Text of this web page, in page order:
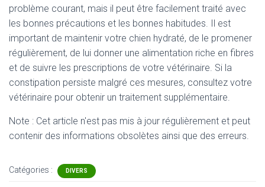
problème courant, mais il peut être facilement traité avec
les bonnes précautions et les bonnes habitudes. Il est
important de maintenir votre chien hydraté, de le promener
régulièrement, de lui donner une alimentation riche en fibres
et de suivre les prescriptions de votre vétérinaire. Si la
constipation persiste malgré ces mesures, consultez votre
vétérinaire pour obtenir un traitement supplémentaire.
Note : Cet article n'est pas mis à jour régulièrement et peut
contenir des informations obsolètes ainsi que des erreurs.
Catégories : DIVERS